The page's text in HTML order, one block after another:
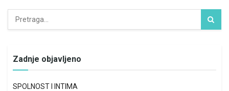
Zadnje objavljeno
SPOLNOST I INTIMA